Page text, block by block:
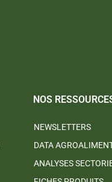
NOS
NEWSLETTERS
DATA
ANALYSES